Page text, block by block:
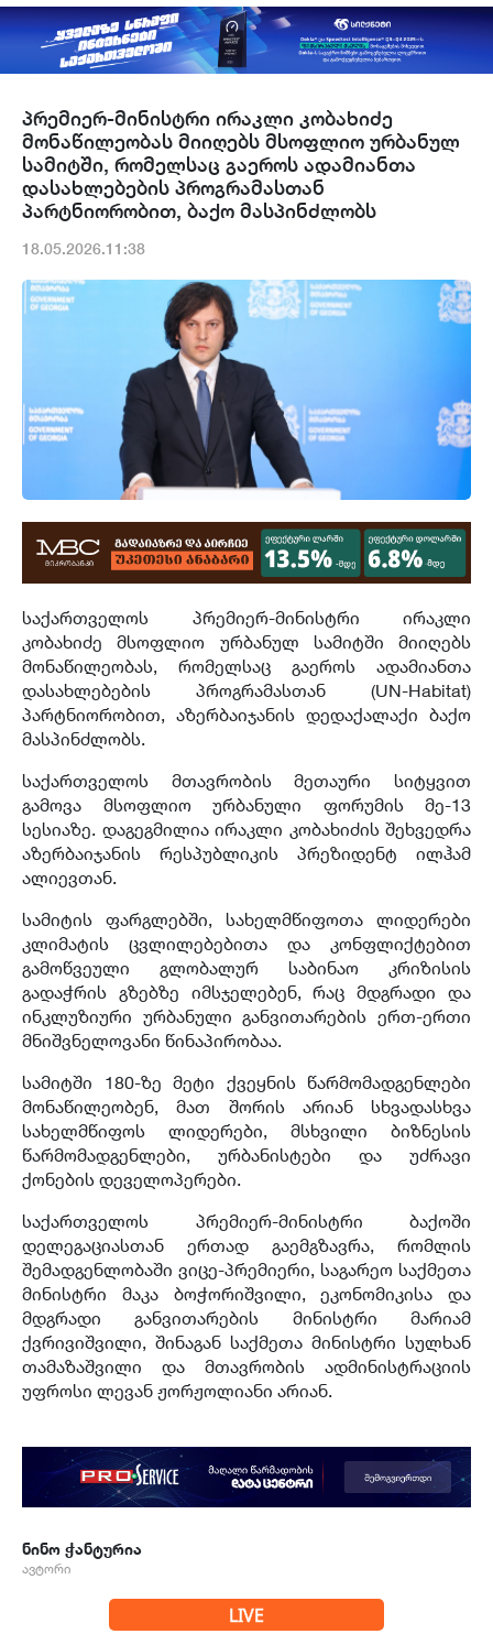
პრემიერ-მინისტრი ირაკლი კობახიძე
მონაწილეობას მიიღებს მსოფლიო ურბანულ
სამიტში, რომელსაც გაეროს ადამიანთა
დასახლებების პროგრამასთან
პარტნიორობით, ბაქო მასპინძლობს
18.05.2026.11:38
საქართველოს პრემიერ-მინისტრი ირაკლი
კობახიძე მსოფლიო ურბანულ სამიტში მიიღებს
მონაწილეობას, რომელსაც გაეროს ადამიანთა
დასახლებების პროგრამასთან (UN-Habitat)
პარტნიორობით, აზერბაიჯანის დედაქალაქი ბაქო
მასპინძლობს.
საქართველოს მთავრობის მეთაური სიტყვით
გამოვა მსოფლიო ურბანული ფორუმის მე-13
სესიაზე. დაგეგმილია ირაკლი კობახიძის შეხვედრა
აზერბაიჯანის რესპუბლიკის პრეზიდენტ ილჰამ
ალიევთან.
სამიტის ფარგლებში, სახელმწიფოთა ლიდერები
კლიმატის ცვლილებებითა და კონფლიქტებით
გამოწვეული გლობალურ საბინაო კრიზისის
გადაჭრის გზებზე იმსჯელებენ, რაც მდგრადი და
ინკლუზიური ურბანული განვითარების ერთ-ერთი
მნიშვნელოვანი წინაპირობაა.
სამიტში 180-ზე მეტი ქვეყნის წარმომადგენლები
მონაწილეობენ, მათ შორის არიან სხვადასხვა
სახელმწიფოს ლიდერები, მსხვილი ბიზნესის
წარმომადგენლები, ურბანისტები და უძრავი
ქონების დეველოპერები.
საქართველოს პრემიერ-მინისტრი ბაქოში
დელეგაციასთან ერთად გაემგზავრა, რომლის
შემადგენლობაში ვიცე-პრემიერი, საგარეო საქმეთა
მინისტრი მაკა ბოჭორიშვილი, ეკონომიკისა და
მდგრადი განვითარების მინისტრი მარიამ
ქვრივიშვილი, შინაგან საქმეთა მინისტრი სულხან
თამაზაშვილი და მთავრობის ადმინისტრაციის
უფროსი ლევან ჟორჟოლიანი არიან.
ნინო ჭანტურია
ავტორი
LIVE